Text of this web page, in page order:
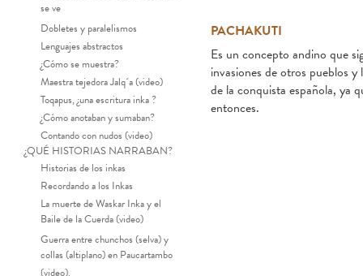
se ve
Dobletes y paralelismos
Lenguajes abstractos
¿Cómo se muestra?
Maestra tejedora Jalq´a (video)
Toqapus, ¿una escritura inka ?
¿Cómo anotaban y sumaban?
Contando con nudos (video)
¿QUÉ HISTORIAS NARRABAN?
Historias de los inkas
Recordando a los Inkas
La muerte de Waskar Inka y el
Baile de la Cuerda (video)
Guerra entre chunchos (selva) y
collas (altiplano) en Paucartambo
PACHAKUTI
Es un concepto andino que
invasiones de otros pueblos
de la conquista española, ya
entonces.